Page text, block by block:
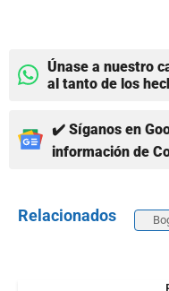
Únase a nuestro
al tanto de los
✔️ Síganos en
información de
Relacionados